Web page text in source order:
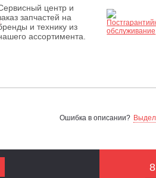
центр и
запчастей на
и технику из
ассортимента.
Ошибка в описании?